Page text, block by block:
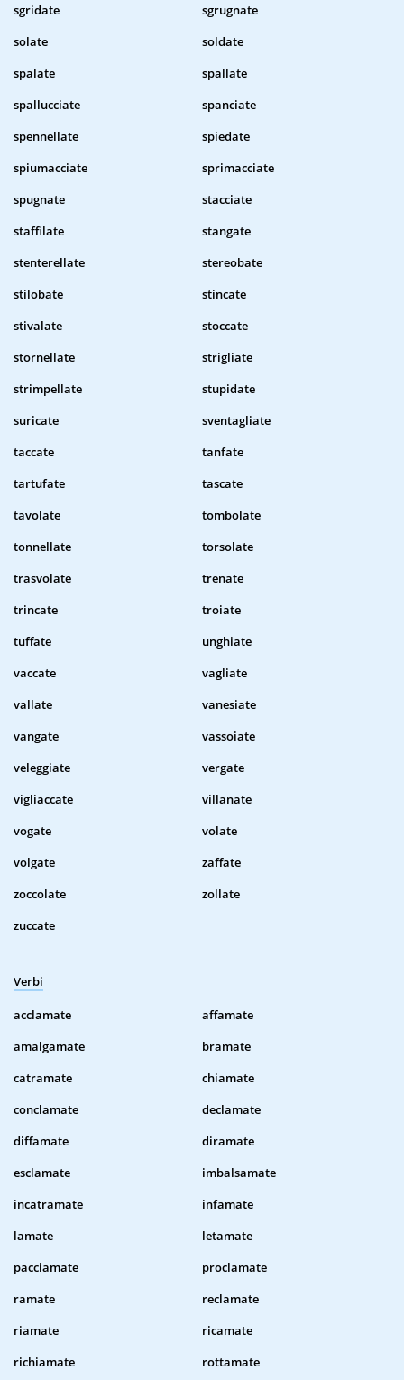
sgridate
sgrugnate
solate
soldate
spalate
spallate
spallucciate
spanciate
spennellate
spiedate
spiumacciate
sprimacciate
spugnate
stacciate
staffilate
stangate
stenterellate
stereobate
stilobate
stincate
stivalate
stoccate
stornellate
strigliate
strimpellate
stupidate
suricate
sventagliate
taccate
tanfate
tartufate
tascate
tavolate
tombolate
tonnellate
torsolate
trasvolate
trenate
trincate
troiate
tuffate
unghiate
vaccate
vagliate
vallate
vanesiate
vangate
vassoiate
veleggiate
vergate
vigliaccate
villanate
vogate
volate
volgate
zaffate
zoccolate
zollate
zuccate
Verbi
acclamate
affamate
amalgamate
bramate
catramate
chiamate
conclamate
declamate
diffamate
diramate
esclamate
imbalsamate
incatramate
infamate
lamate
letamate
pacciamate
proclamate
ramate
reclamate
riamate
ricamate
richiamate
rottamate